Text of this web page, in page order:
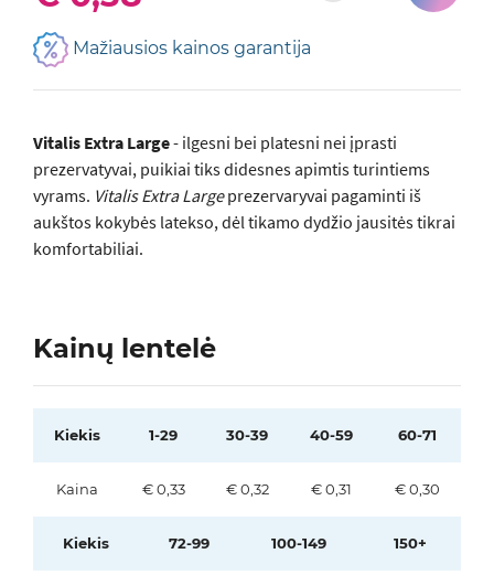
Mažiausios kainos garantija
Vitalis Extra Large- ilgesni bei platesni nei įprasti
prezervatyvai, puikiai tiks didesnes apimtis turintiems
vyrams. Vitalis Extra Largeprezervaryvai pagaminti iš
aukštos kokybės latekso, dėl tikamo dydžio jausitės tikrai
komfortabiliai.
Kainų lentelė
Kiekis 1-29 30-39 40-59 60-71
Kaina € 0,33 € 0,32 € 0,31 € 0,30
Kiekis 72-99 100-149 150+